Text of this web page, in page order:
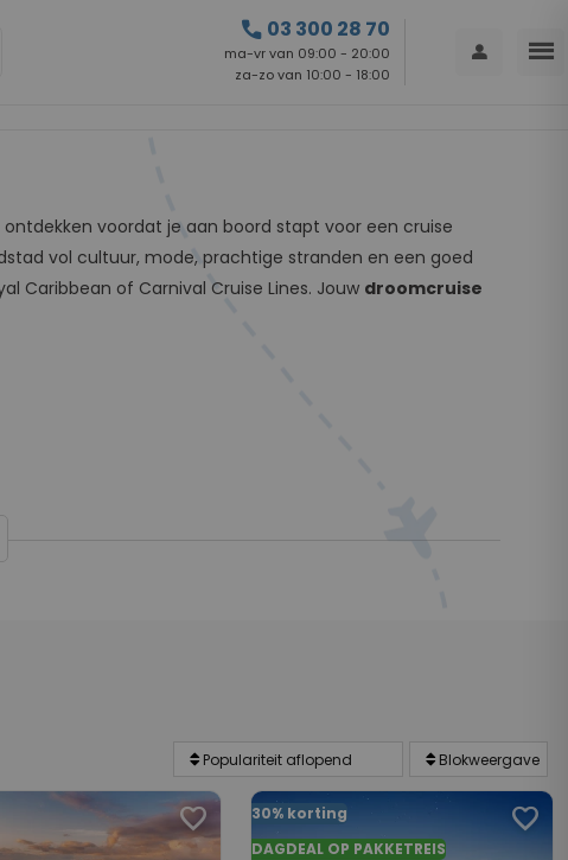
call 03 300 28 70
ma-vr van 09:00 - 20:00
za-zo van 10:00 - 18:00
person menu
voordat je aan boord stapt voor een cruise
vol cultuur, mode, prachtige stranden en een goed
Caribbean of Carnival Cruise Lines. Jouw droomcruise
favorite
30% korting
DAGDEAL OP PAKKETREIS
favorite